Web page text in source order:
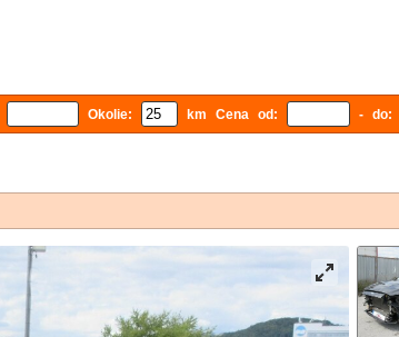
Okolie: km Cena od: - do: